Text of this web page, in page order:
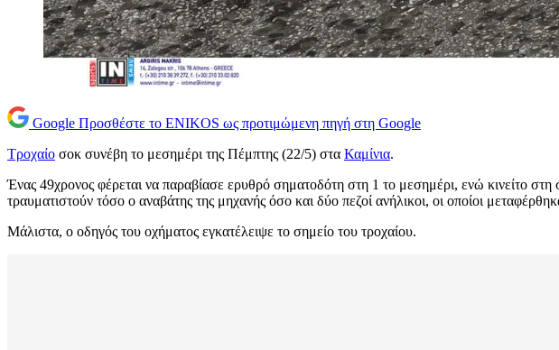
Google Προσθέστε το ENIKOS ως προτιμώμενη πηγή στη Google
Τροχαίο σοκ συνέβη το μεσημέρι της Πέμπτης (22/5) στα Καμίνια.
Ένας 49χρονος φέρεται να παραβίασε ερυθρό σηματοδότη στη 1 το μεσημέρι, ενώ κινείτο
τραυματιστούν τόσο ο αναβάτης της μηχανής όσο και δύο πεζοί ανήλικοι, οι οποίοι
Μάλιστα, ο οδηγός του οχήματος εγκατέλειψε το σημείο του τροχαίου.